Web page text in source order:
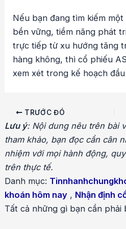
Nếu bạn đang tìm kiếm
bền vững, tiềm năng phát
trực tiếp từ xu hướng tăng
hàng không, thì cổ phiếu
xem xét trong kế hoạch
Điều
hướng
bài
viết
TRƯỚC ĐÓ
Lưu ý: Nội dung nêu trên bài
tham khảo, bạn đọc cần cân
nhiệm với mọi hành động,
trên thực tế.
Danh mục:
khoán hôm nay, Nhận định
Tất cả những gì bạn cần phải